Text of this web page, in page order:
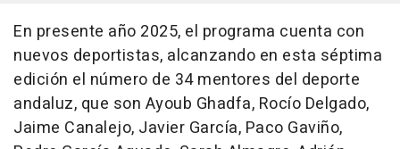
En presente año 2025, el programa cuenta con
nuevos deportistas, alcanzando en esta séptima
edición el número de 34 mentores del deporte
andaluz, que son Ayoub Ghadfa, Rocío Delgado,
Jaime Canalejo, Javier García, Paco Gaviño,